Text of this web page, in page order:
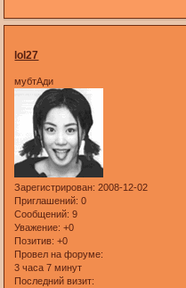
lol27
мубтАди
Зарегистрирован: 2008-12-02
Приглашений: 0
Сообщений: 9
Уважение: +0
Позитив: +0
Провел на форуме:
3 часа 7 минут
Последний визит: